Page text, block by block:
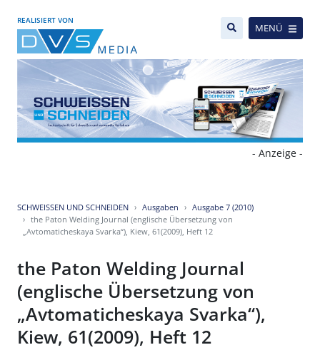
REALISIERT VON
MENÜ
- Anzeige -
SCHWEISSEN UND SCHNEIDEN Ausgaben
Ausgabe 7 (2010)
the Paton Welding Journal (englische Übersetzung von
„Avtomaticheskaya Svarka“), Kiew, 61(2009), Heft 12
the Paton Welding Journal
(englische Übersetzung von
„Avtomaticheskaya Svarka“),
Kiew, 61(2009), Heft 12